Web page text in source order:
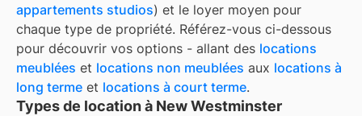
appartements studios) et le loyer moyen pour
chaque type de propriété. Référez-vous ci-dessous
pour découvrir vos options - allant des locations
meublées et locations non meublées aux locations à
long terme et locations à court terme.
Types de location à New Westminster